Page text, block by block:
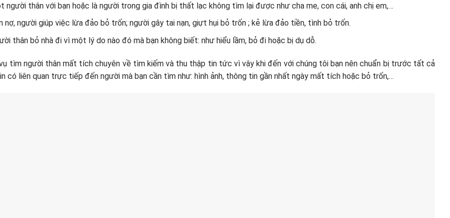
người thân với bạn hoặc là người trong gia đình bị thất lạc không tìm lại được như cha me, con cái, anh chị em,…
nợ, người giúp việc lừa đảo bỏ trốn; người gây tai nạn, giựt hụi bỏ trốn ; kẻ lừa đảo tiền, tình bỏ trốn.
thân bỏ nhà đi vì một lý do nào đó mà bạn không biết: như hiểu lầm, bỏ đi hoặc bị dụ dỗ.
tìm người thân mất tích chuyên về tìm kiếm và thu thập tin tức vì vậy khi đến với chúng tôi bạn nên chuẩn bị trước tất cả
có liên quan trực tiếp đến người mà bạn cần tìm như: hình ảnh, thông tin gần nhất ngày mất tích hoặc bỏ trốn,…